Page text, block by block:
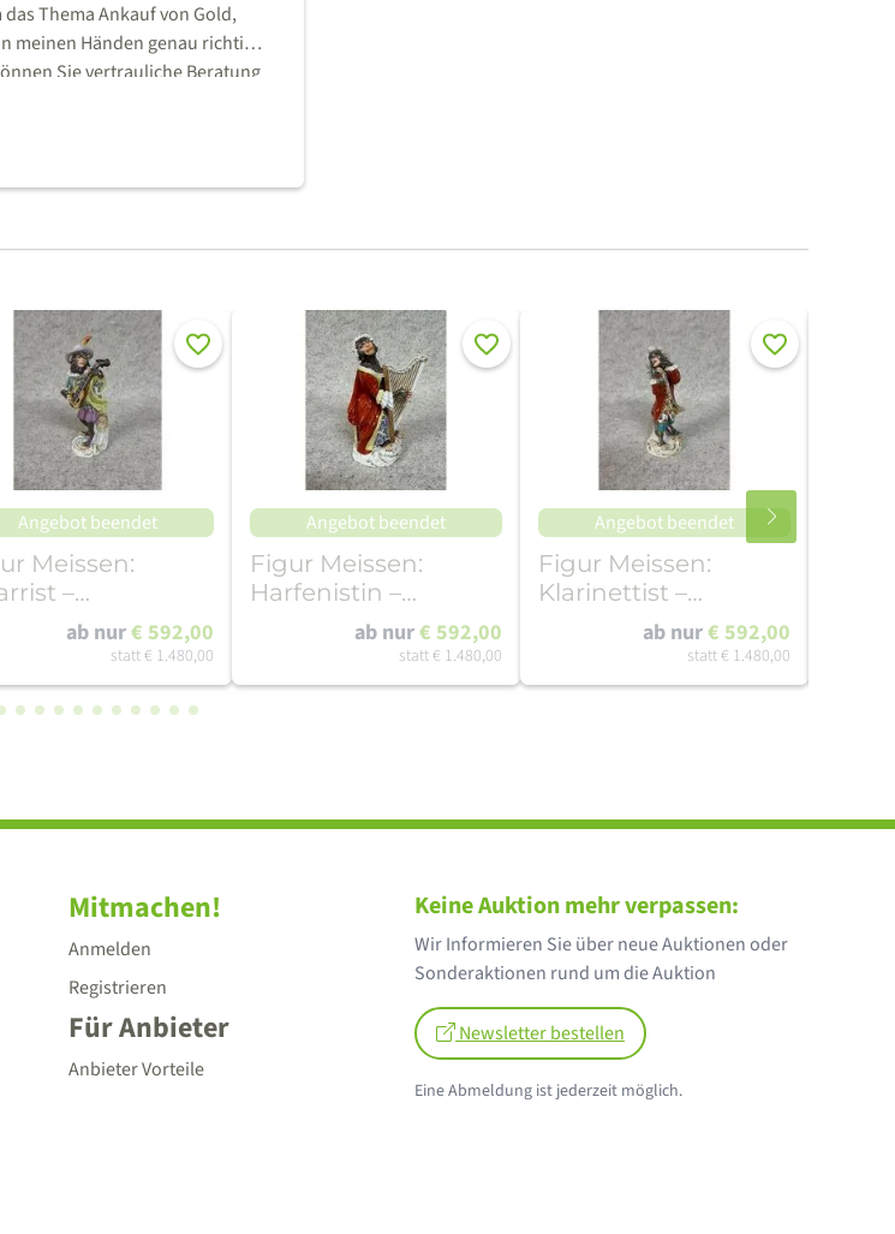
Thema Ankauf von Gold,
meinen Händen genau richtig.
Sie vertrauliche Beratung
Parkmöglichkeiten befinden
Merken
Angebot beendet
Meissen:
–
1. Wahl
ab nur€ 592,00
statt€ 1.480,00
Merken
Angebot beendet
Figur Meissen:
Harfenistin –
Affenkapelle
ab nur€ 592,00
statt€ 1.480,00
Merken
Angebot beendet
Figur Meissen:
Klarinettist –
Affenkapelle
ab nur€ 592,00
statt€ 1.480,00
Mitmachen!
Anmelden
Registrieren
Für Anbieter
Anbieter Vorteile
Keine Auktion mehr verpassen:
Wir Informieren Sie über neue Auktionen oder
Sonderaktionen rund um die Auktion
Newsletter bestellen
Eine Abmeldung ist jederzeit möglich.